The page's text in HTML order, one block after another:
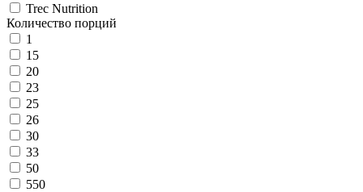
Trec Nutrition
Количество порций
1
15
20
23
25
26
30
33
50
550